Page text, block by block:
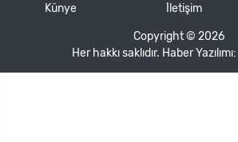
Künye İletişim
Copyright © 2026
Her hakkı saklıdır. Haber Yazılımı: